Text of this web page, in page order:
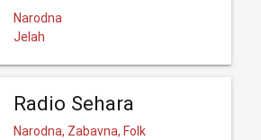
Narodna
Jelah
Radio Sehara
Narodna, Zabavna, Folk